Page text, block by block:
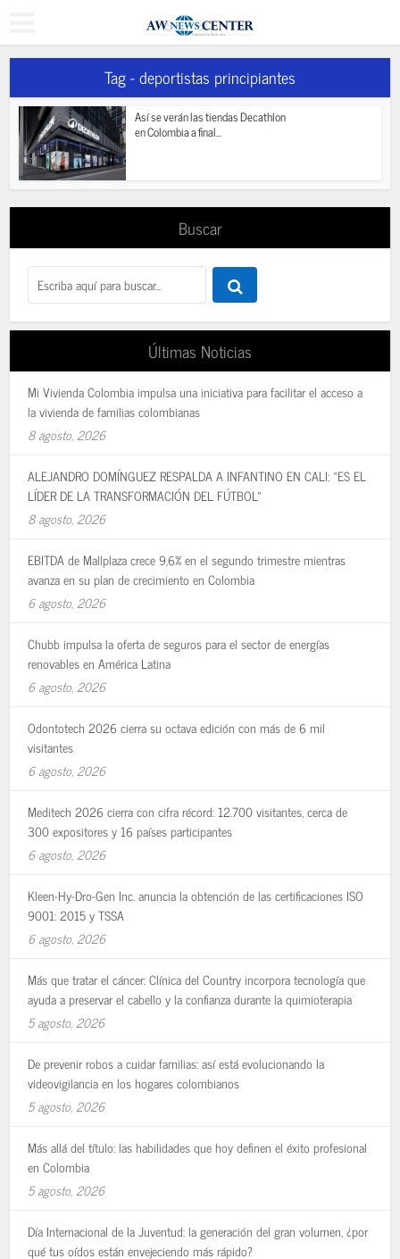
Tag - deportistas principiantes
Así se verán las tiendas Decathlon
en Colombia a final...
Buscar
Últimas Noticias
Mi Vivienda Colombia impulsa una iniciativa para facilitar el acceso a
la vivienda de familias colombianas
8 agosto, 2026
ALEJANDRO DOMÍNGUEZ RESPALDA A INFANTINO EN CALI: «ES EL
LÍDER DE LA TRANSFORMACIÓN DEL FÚTBOL»
8 agosto, 2026
EBITDA de Mallplaza crece 9,6% en el segundo trimestre mientras
avanza en su plan de crecimiento en Colombia
6 agosto, 2026
Chubb impulsa la oferta de seguros para el sector de energías
renovables en América Latina
6 agosto, 2026
Odontotech 2026 cierra su octava edición con más de 6 mil
visitantes
6 agosto, 2026
Meditech 2026 cierra con cifra récord: 12.700 visitantes, cerca de
300 expositores y 16 países participantes
6 agosto, 2026
Kleen-Hy-Dro-Gen Inc. anuncia la obtención de las certificaciones ISO
9001: 2015 y TSSA
6 agosto, 2026
Más que tratar el cáncer: Clínica del Country incorpora tecnología que
ayuda a preservar el cabello y la confianza durante la quimioterapia
5 agosto, 2026
De prevenir robos a cuidar familias: así está evolucionando la
videovigilancia en los hogares colombianos
5 agosto, 2026
Más allá del título: las habilidades que hoy definen el éxito profesional
en Colombia
5 agosto, 2026
Día Internacional de la Juventud: la generación del gran volumen, ¿por
qué tus oídos están envejeciendo más rápido?